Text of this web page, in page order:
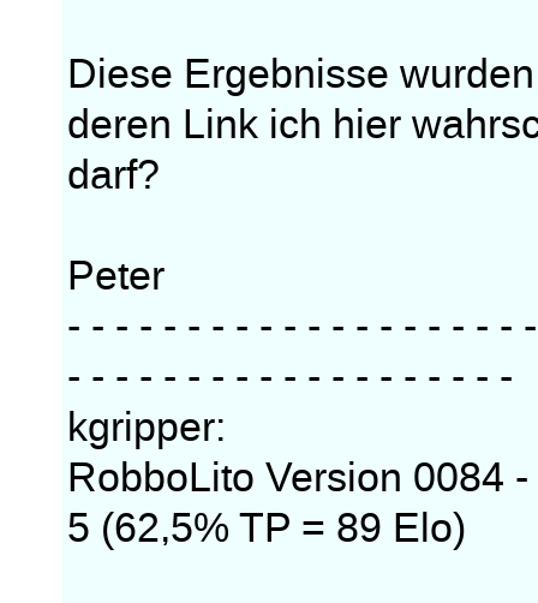
Diese Ergebnisse
deren Link ich hier
darf?
Peter
- - - - - - - - - - - - - - - - - - -
- - - - - - - - - - - - - - - - - - -
kgripper:
RobboLito Version 0084
5 (62,5% TP = 89 Elo)